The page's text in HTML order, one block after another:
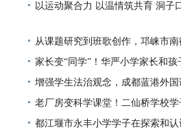
手”
以运动聚合力 以温情筑共育 洞子
从课题研究到班歌创作，邛崃市
面情绪管理新路径
家长变“同学”！华严小学家长和孩
增强学生法治观念，成都蓝港外
老厂房变科学课堂！二仙桥学校
道上的中国”
都江堰市永丰小学学子在探索和